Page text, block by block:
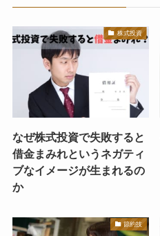
株式投資
なぜ株式投資で失敗すると
借金まみれというネガティ
ブなイメージが生まれるの
か
節約技